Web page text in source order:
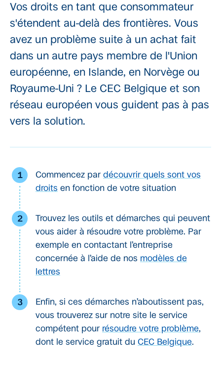
Vos droits en tant que consommateur
s'étendent au-delà des frontières. Vous
avez un problème suite à un achat fait
dans un autre pays membre de l'Union
européenne, en Islande, en Norvège ou
Royaume-Uni ? Le CEC Belgique et son
réseau européen vous guident pas à pas
vers la solution.
Commencez par découvrir quels sont vos
droits en fonction de votre situation
Trouvez les outils et démarches qui peuvent
vous aider à résoudre votre problème. Par
exemple en contactant l’entreprise
concernée à l’aide de nos modèles de
lettres
Enfin, si ces démarches n’aboutissent pas,
vous trouverez sur notre site le service
compétent pour résoudre votre problème,
dont le service gratuit du CEC Belgique.